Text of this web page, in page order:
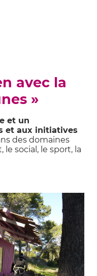
avec la
»
et un
et aux initiatives
des domaines
social, le sport, la